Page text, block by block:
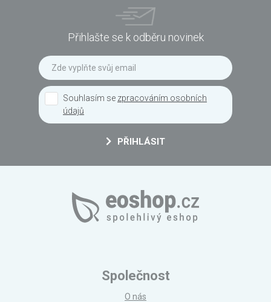
Přihlašte se k odběru novinek
Souhlasím se zpracováním osobních
údajů
PŘIHLÁSIT
Společnost
O nás